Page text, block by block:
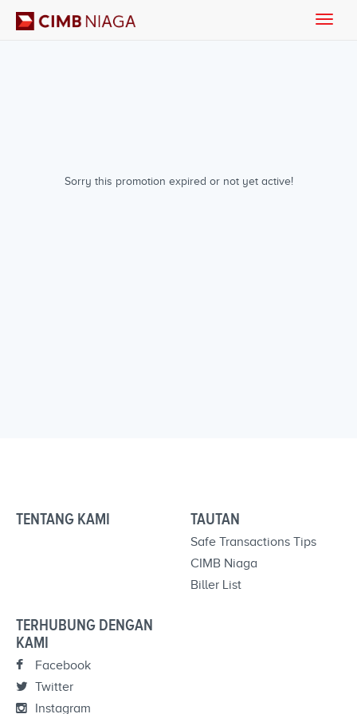
Sorry this promotion expired or not yet active!
Toggle
TENTANG KAMI TAUTAN
Safe Transactions Tips
CIMB Niaga
Biller List
TERHUBUNG DENGAN
KAMI
Facebook
Twitter
Instagram